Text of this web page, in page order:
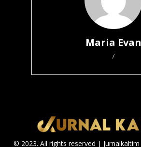
Maria Evan
/
© 2023. All rights reserved | Jurnalkaltim